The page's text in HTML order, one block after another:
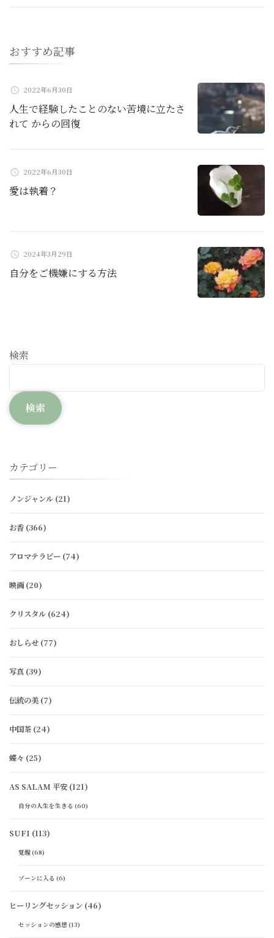
シ
ョ
ン
おすすめ記事
2022年6月30日
人生で経験したことのない苦境に立たさ
れて からの回復
2022年6月30日
愛は執着？
2024年3月29日
自分をご機嫌にする方法
検索
検索
カテゴリー
ノンジャンル (21)
お香 (366)
アロマテラピー (74)
映画(20)
クリスタル (624)
おしらせ (77)
写真 (39)
伝統の美 (7)
中国茶 (24)
蝶々 (25)
AS SALAM 平安 (121)
自分の人生を生きる (60)
SUFI (113)
覚醒(68)
ゾーンに入る (6)
ヒーリングセッション (46)
セッションの感想 (13)